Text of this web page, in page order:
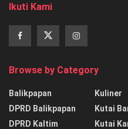
Ikuti Kami
Browse by Category
Balikpapan
DPRD Balikpapan
DPRD Kaltim
Kuliner
Kutai
Kutai